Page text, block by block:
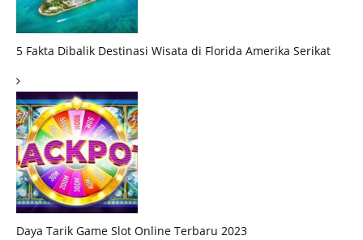
5 Fakta Dibalik Destinasi Wisata di Florida Amerika Serikat
Daya Tarik Game Slot Online Terbaru 2023